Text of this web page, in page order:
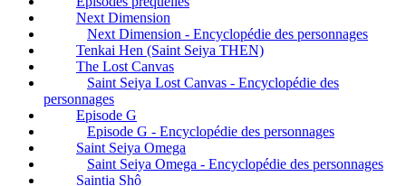
Next Dimension
Next Dimension - Encyclopédie des personnages
Tenkai Hen (Saint Seiya THEN)
The Lost Canvas
Saint Seiya Lost Canvas - Encyclopédie des
personnages
Episode G
Episode G - Encyclopédie des personnages
Saint Seiya Omega
Saint Seiya Omega - Encyclopédie des personnages
Saintia Shô